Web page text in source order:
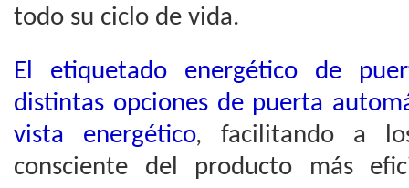
todo su ciclo de vida.
El etiquetado energético de
distintas opciones de puerta
vista energético, facilitando a
consciente del producto más